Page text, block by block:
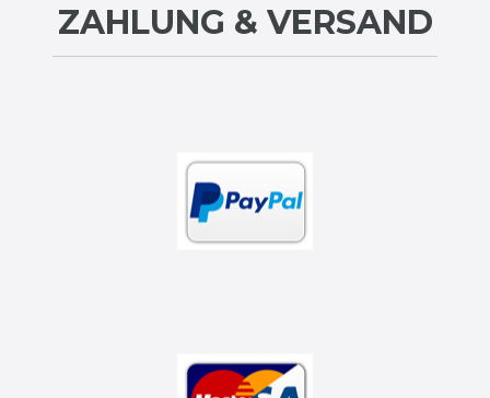
ZAHLUNG & VERSAND